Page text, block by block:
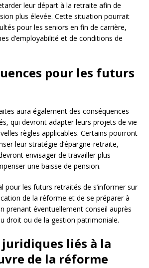
leur départ à la retraite afin de
plus élevée. Cette situation pourrait
pour les seniors en fin de carrière,
d’employabilité et de conditions de
pour les futurs
aura également des conséquences
qui devront adapter leurs projets de vie
règles applicables. Certains pourront
leur stratégie d’épargne-retraite,
envisager de travailler plus
une baisse de pension.
pour les futurs retraités de s’informer sur
de la réforme et de se préparer à
prenant éventuellement conseil auprès
droit ou de la gestion patrimoniale.
juridiques liés à la
de la réforme